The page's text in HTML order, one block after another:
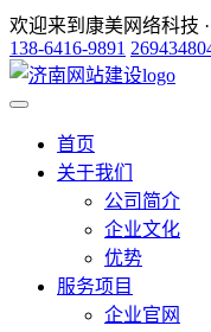
欢迎来到康美网络科技
138-6416-9891
首页
关于我们
公司简介
企业文化
优势
服务项目
企业官网